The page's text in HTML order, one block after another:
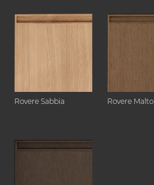
Rovere Sabbia Rovere Malto